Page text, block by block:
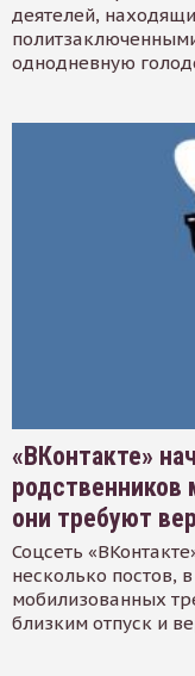
деятелей,
однодневную
«ВКонтакте»
родственников
они требуют
Соцсеть
несколько постов,
мобилизованных
близким отпуск и